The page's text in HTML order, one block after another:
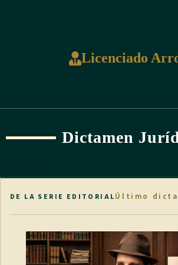
Licenciado
Dictamen
DE LA SERIE EDITORIALÚltimo